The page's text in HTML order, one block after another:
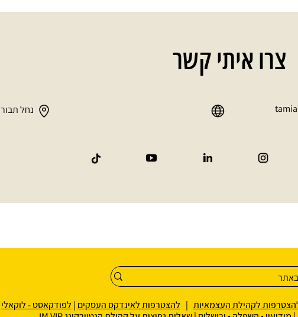
צרו איתי קשר
נחל תבור 8, מודיעין
לקהילת העצמאיות | להצטרפות לאינדקס העסקים | לפודקאסט - לוקאלי